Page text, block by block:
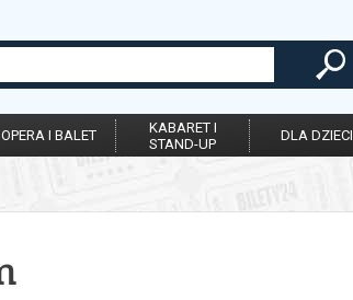
OPERA I BALET
KABARET I
STAND-UP
DLA DZIECI